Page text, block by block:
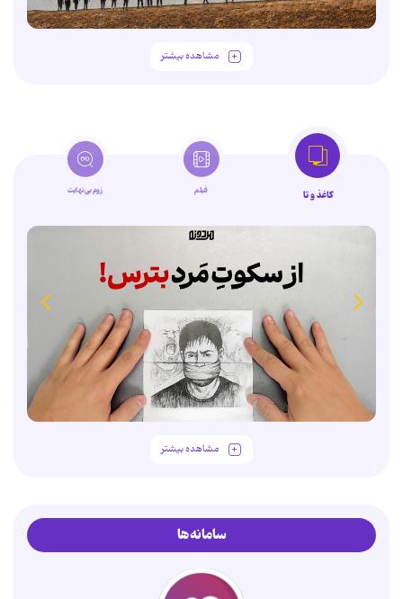
مشاهده بیشتر
کاغذ و تا فیلم زوم‌بی‌نهایت
مشاهده بیشتر
سامانه‌ها